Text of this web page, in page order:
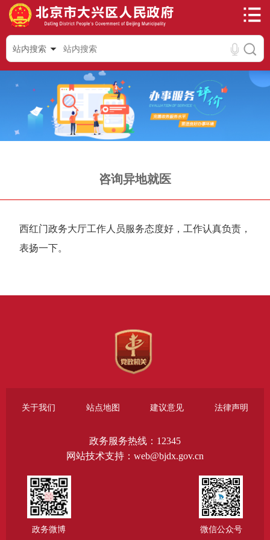
站内搜索
咨询异地就医
西红门政务大厅工作人员服务态度好，工作认真负责，
表扬一下。
关于我们 站点地图 建议意见 法律声明
政务服务热线：12345
网站技术支持：web@bjdx.gov.cn
政务微博 微信公众号